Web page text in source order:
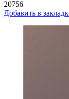
20756
Добавить в